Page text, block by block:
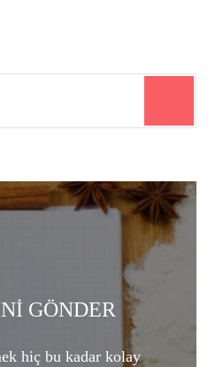
GÖNDER
hiç bu kadar kolay